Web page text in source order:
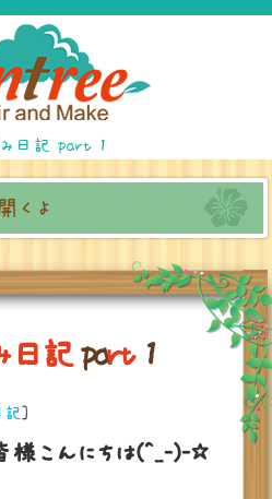
日記 part 1
くよ
日記 part 1
記]
様こんにちは(^_-)-☆